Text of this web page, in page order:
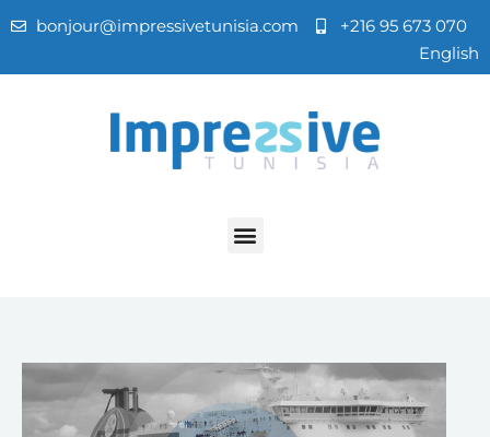
bonjour@impressivetunisia.com
+216 95 673 070
English